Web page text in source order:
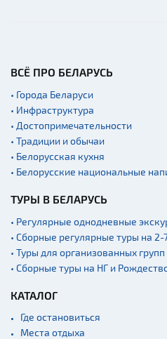
ВСЁ ПРО БЕЛАРУСЬ
• Города Беларуси
• Инфраструктура
• Достопримечательности
• Традиции и обычаи
• Белорусская кухня
• Белорусские национальные
ТУРЫ В БЕЛАРУСЬ
• Регулярные однодневные
• Сборные регулярные туры на 2-
• Туры для организованных групп
• Сборные туры на НГ и
КАТАЛОГ
Где остановиться
Места отдыха